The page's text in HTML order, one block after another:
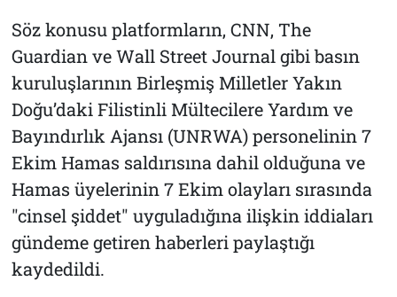
Söz konusu platformların, CNN, The
Guardian ve Wall Street Journal gibi basın
kuruluşlarının Birleşmiş Milletler Yakın
Doğu’daki Filistinli Mültecilere Yardım ve
Bayındırlık Ajansı (UNRWA) personelinin 7
Ekim Hamas saldırısına dahil olduğuna ve
Hamas üyelerinin 7 Ekim olayları sırasında
"cinsel şiddet" uyguladığına ilişkin iddiaları
gündeme getiren haberleri paylaştığı
kaydedildi.